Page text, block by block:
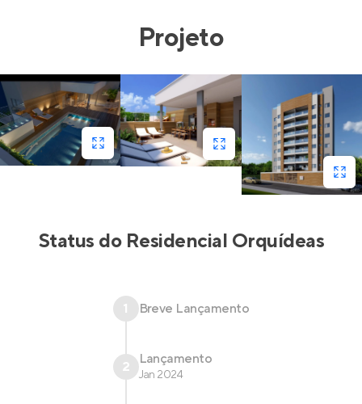
Projeto
Status do Residencial Orquídeas
1 Breve Lançamento
2 Lançamento
Jan 2024